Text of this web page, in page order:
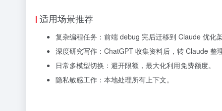
适用场景推荐
复杂编程任务：前端 debug 完后迁移到 Claude 优化架
深度研究写作：ChatGPT 收集资料后，转 Claude 整
日常多模型切换：避开限额，最大化利用免费额度。
隐私敏感工作：本地处理所有上下文。